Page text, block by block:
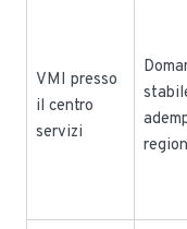
VMI presso
il centro
servizi